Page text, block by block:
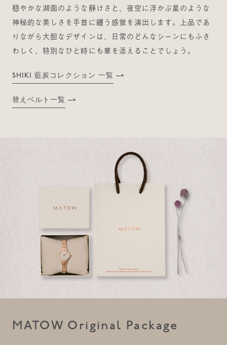
穏やかな湖面のような静けさと、夜空に浮かぶ星のような
神秘的な美しさを手首に纏う感覚を演出します。上品であ
りながら大胆なデザインは、日常のどんなシーンにもふさ
わしく、特別なひと時にも華を添えることでしょう。
SHIKI 藍炭コレクション 一覧
替えベルト一覧
MATOW Original Package